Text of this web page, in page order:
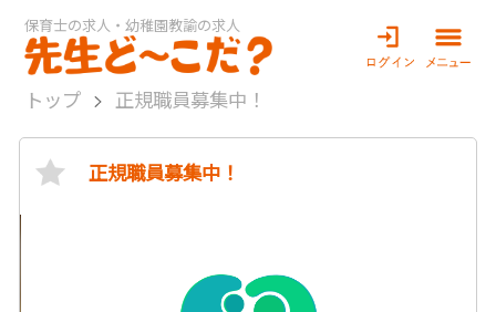
保育士の求人・幼稚園教諭の求人
トップ 正規職員募集中！
正規職員募集中！